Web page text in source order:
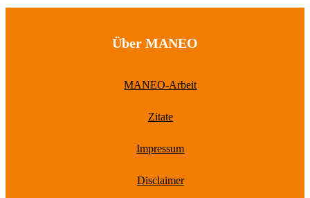
Über MANEO
MANEO-Arbeit
Zitate
Impressum
Disclaimer